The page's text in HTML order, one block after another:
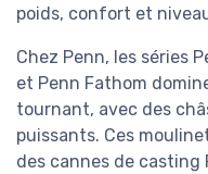
poids, confort et
Chez Penn, les séries
et Penn Fathom
tournant, avec des
puissants. Ces
des cannes de casting